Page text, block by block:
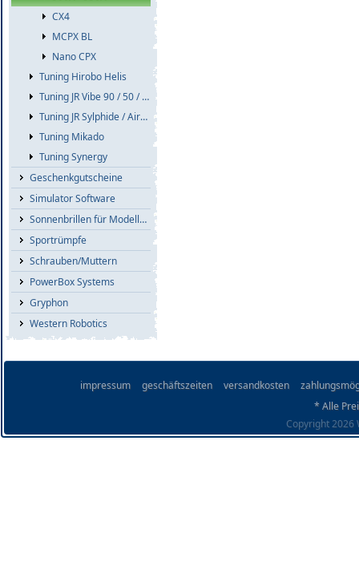
CX4
MCPX BL
Nano CPX
Tuning Hirobo Helis
Tuning JR Vibe 90 / 50 / E8
Tuning JR Sylphide / Airskipper
Tuning Mikado
Tuning Synergy
Geschenkgutscheine
Simulator Software
Sonnenbrillen für Modellflieger
Sportrümpfe
Schrauben/Muttern
PowerBox Systems
Gryphon
Western Robotics
impressum geschäftszeiten versandkosten
* Alle
Copyright 2026